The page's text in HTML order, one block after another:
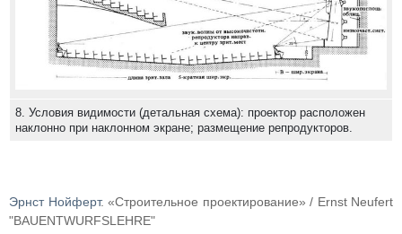
8. Условия видимости (детальная схема): проектор расположен
наклонно при наклонном экране; размещение репродукторов.
Эрнст Нойферт. «Строительное проектирование» / Ernst Neufert
"BAUENTWURFSLEHRE"